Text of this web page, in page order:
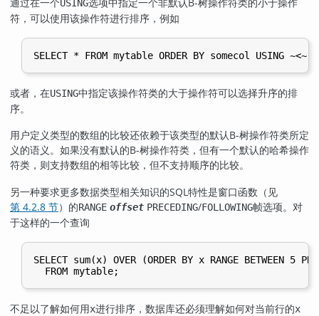
USING
符，可以使用该操作符进行排序，例如
或者，在USING中指定该操作符类的大于操作符可以选择升序的排
序。
用户定义类型的数组的比较还依赖于该类型的默认B-树操作符类所定
义的语义。如果没有默认的B-树操作符类，但有一个默认的哈希操作
符类，则支持数组的相等比较，但不支持顺序的比较。
另一种要求更多数据类型相关知识的SQL特性是窗口函数（见
第 4.2.8 节）的RANGE offset PRECEDING/FOLLOWING帧选项。对
于这样的一个查询
SELECT sum(x) OVER (ORDER BY x RANGE BETWEEN 5
不足以了解如何用x进行排序，数据库还必须理解如何对当前行的x